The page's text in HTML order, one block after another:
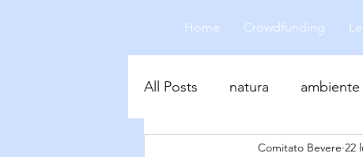
Home Crowdfunding
All Posts natura ambiente
Comitato Bevere 22